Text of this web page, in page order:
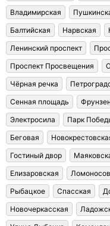
Владимирская
Балтийская
Нарвская
Ленинский проспект
Проспект Просвещения
Чёрная речка
Сенная площадь
Электросила
Парк
Беговая
Гостиный двор
Елизаровская
Рыбацкое
Спасская
Новочеркасская